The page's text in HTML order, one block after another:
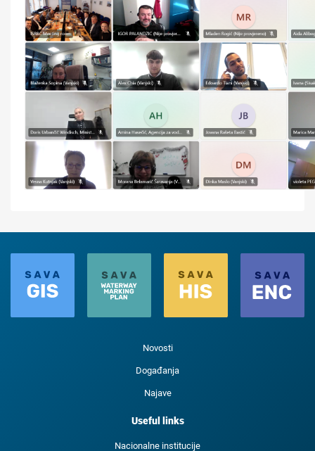
Novosti
Događanja
Najave
Useful links
Nacionalne institucije